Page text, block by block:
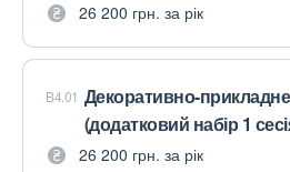
26 200 грн. за рік
B4.01 Декоративно-
(додатковий набір 1
26 200 грн. за рік